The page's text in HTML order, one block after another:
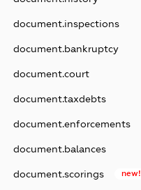
document.inspections
document.bankruptcy
document.court
document.taxdebts
document.enforcements
document.balances
document.scorings new!